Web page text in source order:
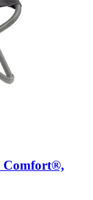
Comfort®,